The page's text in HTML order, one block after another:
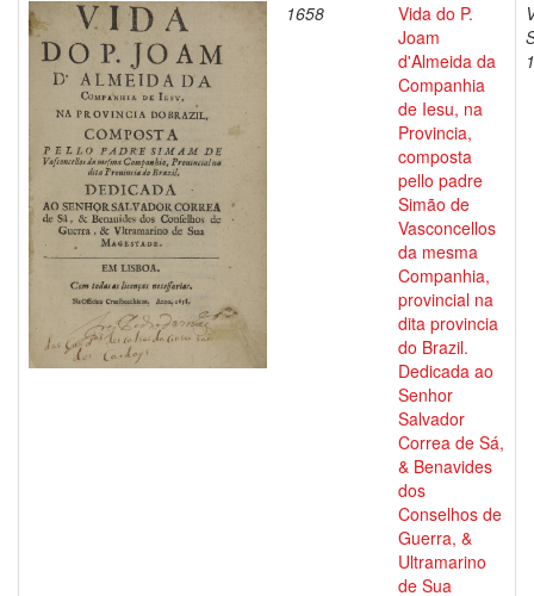
1658
Vida do P.
Joam
d'Almeida da
Companhia
de Iesu, na
Provincia,
composta
pello padre
Simão de
Vasconcellos
da mesma
Companhia,
provincial na
dita provincia
do Brazil.
Dedicada ao
Senhor
Salvador
Correa de Sá,
& Benavides
dos
Conselhos de
Guerra, &
Ultramarino
de Sua